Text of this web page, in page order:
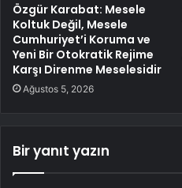
Özgür Karabat: Mesele
Koltuk Değil, Mesele
Cumhuriyet’i Koruma ve
Yeni Bir Otokratik Rejime
Karşı Direnme Meselesidir
Ağustos 5, 2026
Bir yanıt yazın